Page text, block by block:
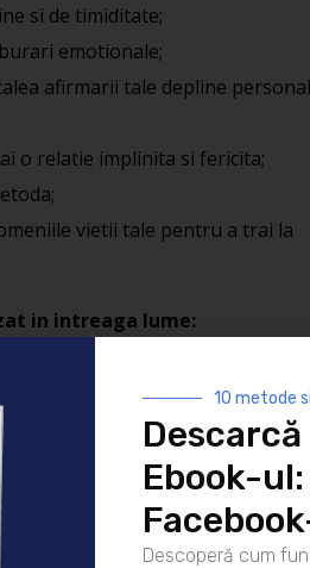
si de timiditate;
emotionale;
afirmarii tale depline
o relatie implinita si fericita;
vietii tale pentru a trai la
in intreaga lume:
pentru mai multe tipuri de boli;
ale spitalelor;
ceea ce priveste eliminarea
iar rata de promovare creste
pentru vindecarea
10 metode
Ebook-
Descoperă cum